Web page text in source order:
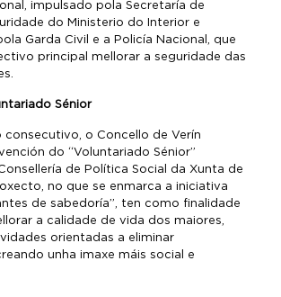
impulsado pola Secretaría de
do Ministerio do Interior e
Garda Civil e a Policía Nacional, que
principal mellorar a seguridade das
Sénior
o Concello de Verín
do “Voluntariado Sénior”
de Política Social da Xunta de
no que se enmarca a iniciativa
de sabedoría”, ten como finalidade
a calidade de vida dos maiores,
orientadas a eliminar
unha imaxe máis social e